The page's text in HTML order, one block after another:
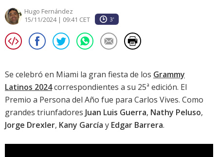
Hugo Fernández
15/11/2024 | 09:41 CET
3'
Se celebró en Miami la gran fiesta de los Grammy
Latinos 2024correspondientes a su 25ª edición. El
Premio a Persona del Año fue para Carlos Vives. Como
grandes triunfadores Juan Luis Guerra, Nathy Peluso,
Jorge Drexler, Kany García y Edgar Barrera.